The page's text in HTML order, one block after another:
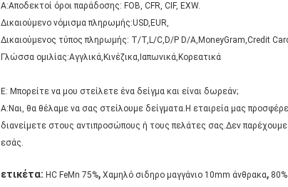
Α:Αποδεκτοί όροι παράδοσης: FOB, CFR, CIF, EXW.
Δικαιούμενο νόμισμα πληρωμής:USD,EUR,
Δικαιούμενος τύπος πληρωμής: T/T,L/C,D/P D/A,MoneyGram,Credit
Γλώσσα ομιλίας:Αγγλικά,Κινέζικα,Ιαπωνικά,Κορεατικά
Ε: Μπορείτε να μου στείλετε ένα δείγμα και είναι δωρεάν;
Α:Ναι, θα θέλαμε να σας στείλουμε δείγματα.Η εταιρεία μας
διανείμετε στους αντιπροσώπους ή τους πελάτες σας.Δεν
εσάς.
ετικέτα: HC FeMn 75%, Χαμηλό σιδηρο μαγγάνιο 10mm άνθρακα,